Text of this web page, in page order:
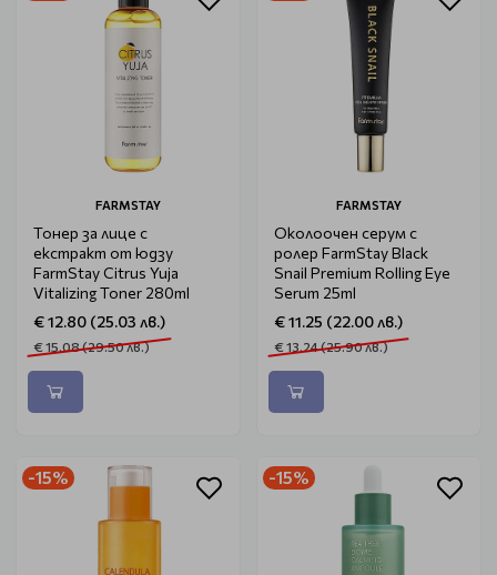
FARMSTAY
Тонер за лице с
екстракт от юдзу
FarmStay Citrus Yuja
Vitalizing Toner 280ml
€ 12.80 (25.03 лв.)
€ 15.08 (29.50 лв.)
FARMSTAY
Околоочен серум с
ролер FarmStay Black
Snail Premium Rolling Eye
Serum 25ml
€ 11.25 (22.00 лв.)
€ 13.24 (25.90 лв.)
-15% -15%